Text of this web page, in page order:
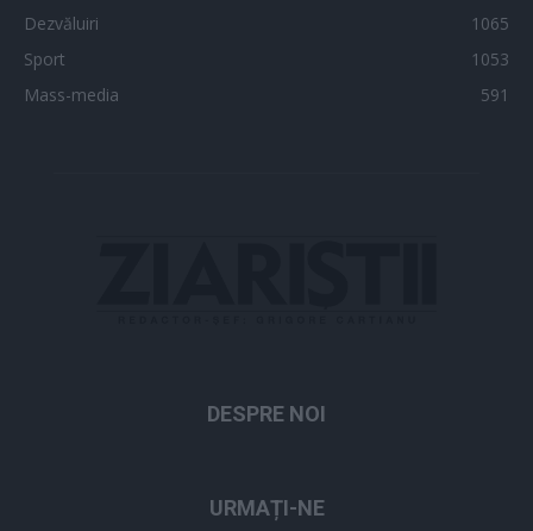
Dezvăluiri
1065
Sport
1053
Mass-media
591
DESPRE NOI
URMAȚI-NE